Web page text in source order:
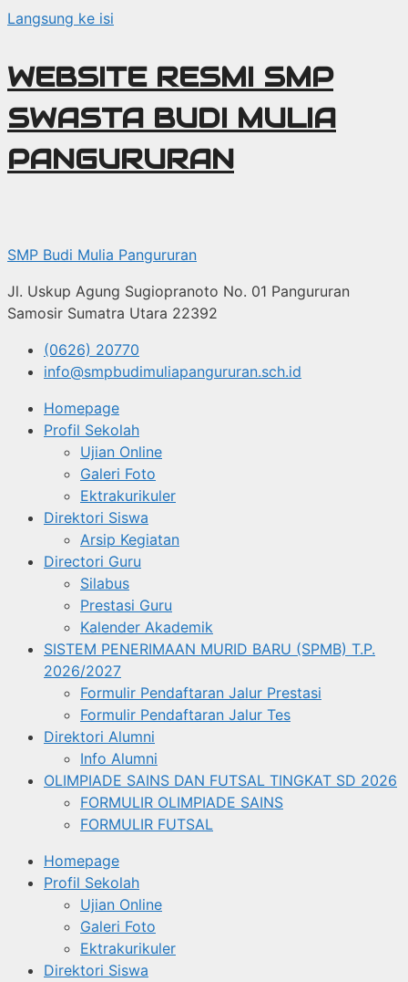
Langsung ke isi
WEBSITE RESMI SMP
SWASTA BUDI MULIA
PANGURURAN
SMP Budi Mulia Pangururan
Jl. Uskup Agung Sugiopranoto No. 01 Pangururan
Samosir Sumatra Utara 22392
(0626) 20770
info@smpbudimuliapangururan.sch.id
Homepage
Profil Sekolah
Ujian Online
Galeri Foto
Ektrakurikuler
Direktori Siswa
Arsip Kegiatan
Directori Guru
Silabus
Prestasi Guru
Kalender Akademik
SISTEM PENERIMAAN MURID BARU (SPMB) T.P.
2026/2027
Formulir Pendaftaran Jalur Prestasi
Formulir Pendaftaran Jalur Tes
Direktori Alumni
Info Alumni
OLIMPIADE SAINS DAN FUTSAL TINGKAT SD 2026
FORMULIR OLIMPIADE SAINS
FORMULIR FUTSAL
Homepage
Profil Sekolah
Ujian Online
Galeri Foto
Ektrakurikuler
Direktori Siswa